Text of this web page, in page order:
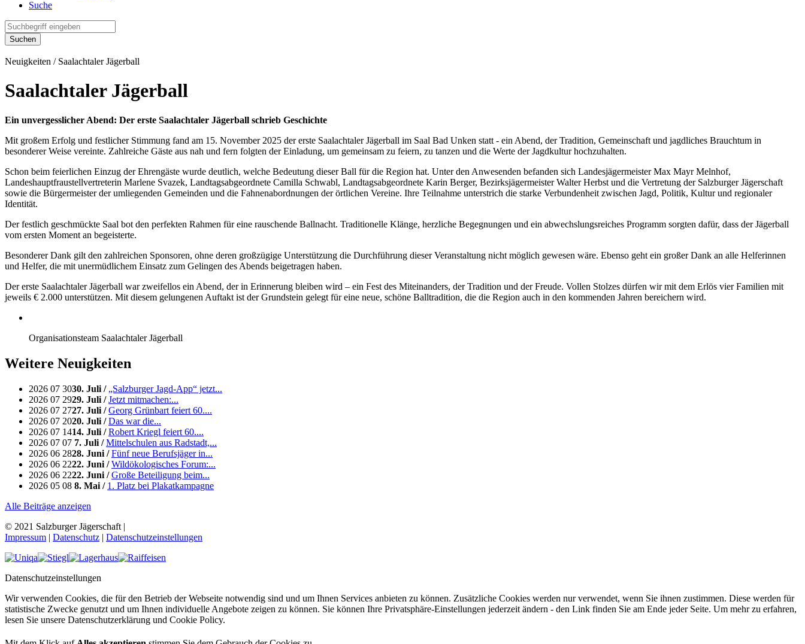
Suche
Neuigkeiten / Saalachtaler Jägerball
Saalachtaler Jägerball
Ein unvergesslicher Abend: Der erste Saalachtaler Jägerball schrieb Geschichte
Mit großem Erfolg und festlicher Stimmung fand am 15. November 2025 der erste Saalachtaler Jägerball im Saal Bad Unken statt - ein Abend, der Tradition, Gemeinschaft und jagdliches Brauchtum in
besonderer Weise vereinte. Zahlreiche Gäste aus nah und fern folgten der Einladung, um gemeinsam zu feiern, zu tanzen und die Werte der Jagdkultur hochzuhalten.
Schon beim feierlichen Einzug der Ehrengäste wurde deutlich, welche Bedeutung dieser Ball für die Region hat. Unter den Anwesenden befanden sich Landesjägermeister Max Mayr Melnhof,
Landeshauptfraustellvertreterin Marlene Svazek, Landtagsabgeordnete Camilla Schwabl, Landtagsabgeordnete Karin Berger, Bezirksjägermeister Walter Herbst und die Vertretung der Salzburger Jägerschaft
sowie die Bürgermeister der umliegenden Gemeinden und die Fahnenabordnungen der örtlichen Vereine. Ihre Teilnahme unterstrich die starke Verbundenheit zwischen Jagd, Politik, Kultur und regionaler
Identität.
Der festlich geschmückte Saal bot den perfekten Rahmen für eine rauschende Ballnacht. Traditionelle Klänge, herzliche Begegnungen und ein abwechslungsreiches Programm sorgten dafür, dass der Jägerball
vom ersten Moment an begeisterte.
Besonderer Dank gilt den zahlreichen Sponsoren, ohne deren großzügige Unterstützung die Durchführung dieser Veranstaltung nicht möglich gewesen wäre. Ebenso geht ein großer Dank an alle Helferinnen
und Helfer, die mit unermüdlichem Einsatz zum Gelingen des Abends beigetragen haben.
Der erste Saalachtaler Jägerball war zweifellos ein Abend, der in Erinnerung bleiben wird – ein Fest des Miteinanders, der Tradition und der Freude. Vollen Stolzes dürfen wir mit dem Erlös vier Familien mit
jeweils € 2.000 unterstützen. Mit diesem gelungenen Auftakt ist der Grundstein gelegt für eine neue, schöne Balltradition, die die Region auch in den kommenden Jahren bereichern wird.
Organisationsteam Saalachtaler Jägerball
Weitere Neuigkeiten
2026 07 3030. Juli / „Salzburger Jagd-App“ jetzt...
2026 07 2929. Juli /Jetzt mitmachen:...
2026 07 2727. Juli /Georg Grünbart feiert 60....
2026 07 2020. Juli /Das war die...
2026 07 1414. Juli /Robert Kriegl feiert 60....
2026 07 07 7. Juli /Mittelschulen aus Radstadt,...
2026 06 2828. Juni /Fünf neue Berufsjäger in...
2026 06 2222. Juni /Wildökologisches Forum:...
2026 06 2222. Juni /Große Beteiligung beim...
2026 05 08 8. Mai / 1. Platz bei Plakatkampagne
Alle Beiträge anzeigen
© 2021 Salzburger Jägerschaft |
Impressum | Datenschutz | Datenschutzeinstellungen
Datenschutz­einstellungen
Wir verwenden Cookies, die für den Betrieb der Webseite notwendig sind und um Ihnen Services anbieten zu können. Zusätzliche Cookies werden nur verwendet, wenn Sie ihnen zustimmen. Diese werden für
statistische Zwecke genutzt und um Ihnen individuelle Angebote zeigen zu können. Sie können Ihre Privatsphäre-Einstellungen jederzeit ändern - den Link finden Sie am Ende jeder Seite. Um mehr zu erfahren,
lesen Sie unsere Datenschutzerklärung und Cookie Policy.